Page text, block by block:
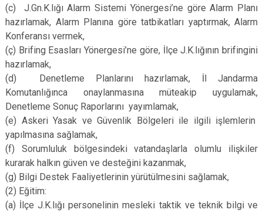
(c)
J.Gn.K.lığı Alarm Sistemi Yönergesi’ne göre Alarm Planı
hazırlamak, Alarm Planına göre tatbikatları yaptırmak, Alarm
Konferansı vermek,
(ç) Brifing Esasları Yönergesi’ne göre, İlçe J.K.lığının brifingini
hazırlamak,
(d)
Denetleme Planlarını hazırlamak, İl Jandarma
Komutanlığınca onaylanmasına müteakip uygulamak,
Denetleme Sonuç Raporlarını yayımlamak,
(e) Askeri Yasak ve Güvenlik Bölgeleri ile ilgili işlemlerin
yapılmasına sağlamak,
(f)
Sorumluluk bölgesindeki vatandaşlarla olumlu ilişkiler
kurarak halkın güven ve desteğini kazanmak,
(g) Bilgi Destek Faaliyetlerinin yürütülmesini sağlamak,
(2) Eğitim:
(a) İlçe J.K.lığı personelinin mesleki taktik ve teknik bilgi ve